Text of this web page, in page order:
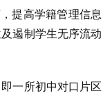
提高学籍管理信息
遏制学生无序流动
一所初中对口片区